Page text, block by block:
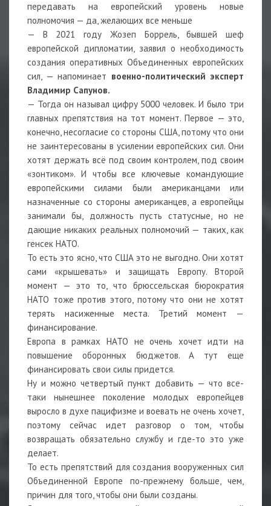
передавать на европейский уровень новые
полномочия — да, желающих все меньше
— В 2021 году Жозеп Боррель, бывшей шеф
европейской дипломатии, заявил о необходимость
создания оперативных Объединенных европейских
сил, — напоминает военно-политический эксперт
Владимир Сапунов.
— Тогда он называл цифру 5000 человек. И было три
главных препятствия на тот момент. Первое — это,
конечно, несогласие со стороны США, потому что они
не заинтересованы в усилении европейских сил. Они
хотят держать всё под своим контролем, под своим
«зонтиком». И чтобы все ключевые командующие
европейскими силами были американцами или
назначенные со стороны американцев, а европейцы
занимали бы, должность пусть статусные, но не
дающие никаких реальных полномочий — таких, как
генсек НАТО.
То есть это ясно, что США это не выгодно. Они хотят
сами «крышевать» и защищать Европу. Второй
момент — это то, что брюссельская бюрократия
НАТО тоже против этого, потому что они не хотят
терять насиженные места. Третий момент —
финансирование.
Европа в рамках НАТО не очень хочет идти на
повышение оборонных бюджетов. А тут еще
финансировать свои силы придется.
Ну и можно четвертый пункт добавить — что все-
таки нынешнее поколение молодых европейцев
выросло в духе пацифизме и воевать не очень хочет,
поэтому сейчас идет разговор о том, чтобы
возвращать обязательно службу и где-то это уже
делает.
То есть препятствий для создания вооруженных сил
Объединенной Европе по-прежнему больше, чем,
причин для того, чтобы они были созданы.